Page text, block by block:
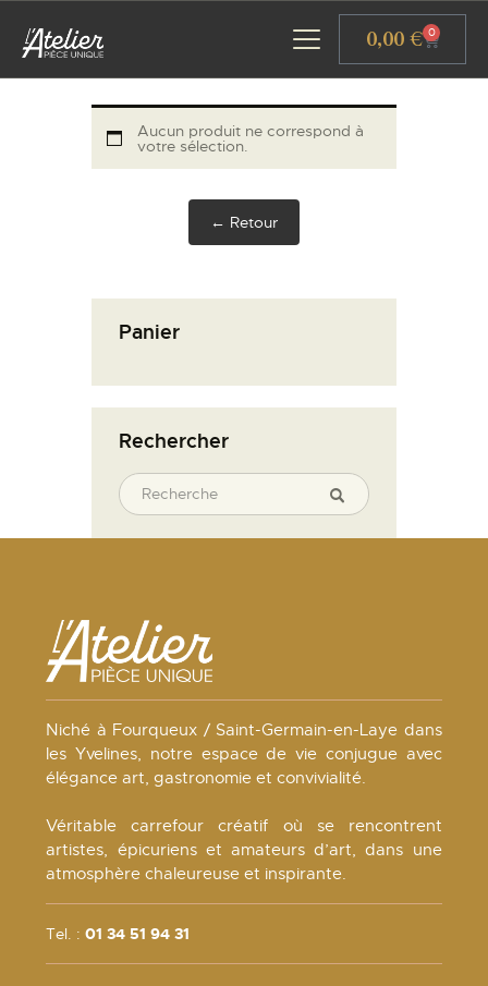
0,00€ 0
GALERIE D’ART
ATELIERS D’ART
ACTUALITÉS
Aucun produit ne correspond à
votre sélection.
← Retour
Panier
Rechercher
Niché à Fourqueux / Saint-Germain-en-Laye dans
les Yvelines, notre espace de vie conjugue avec
élégance art, gastronomie et convivialité.
Véritable carrefour créatif où se rencontrent
artistes, épicuriens et amateurs d’art, dans une
atmosphère chaleureuse et inspirante.
Tel. :01 34 51 94 31